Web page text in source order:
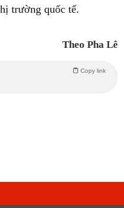
trường quốc tế.
Theo Pha Lê
Copy link